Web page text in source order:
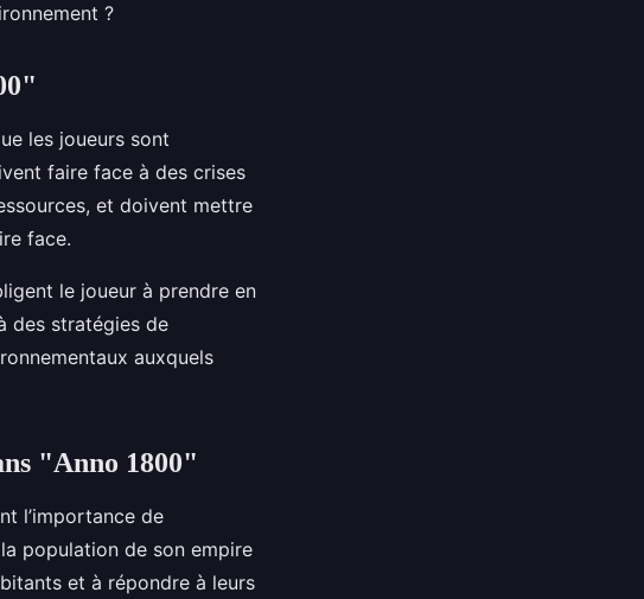
?
les joueurs sont
faire face à des crises
et doivent mettre
face.
le joueur à prendre en
des stratégies de
auxquels
"Anno 1800"
l’importance de
population de son empire
et à répondre à leurs